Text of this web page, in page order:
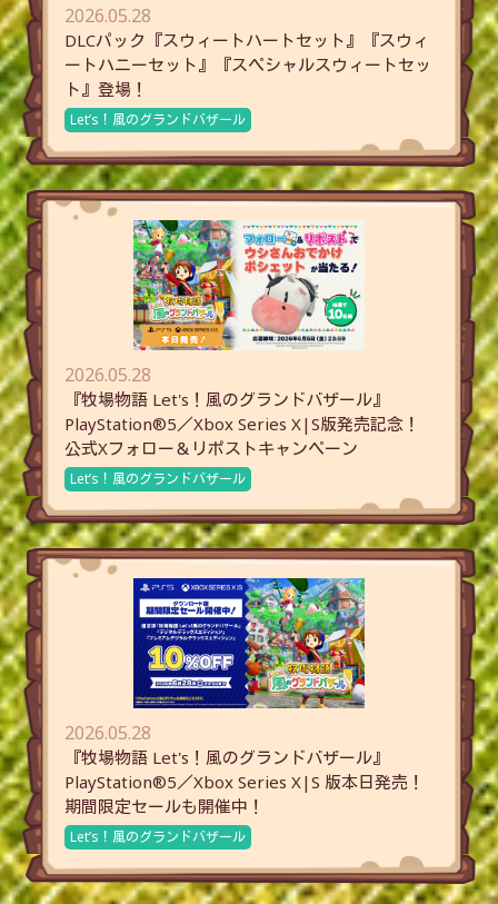
2026.05.28
DLCパック『スウィートハートセット』『スウィ
ートハニーセット』『スペシャルスウィートセッ
ト』登場！
Let’s！風のグランドバザール
2026.05.28
『牧場物語 Let's！風のグランドバザール』
PlayStation®5／Xbox Series X|S版発売記念！
公式Xフォロー＆リポストキャンペーン
Let’s！風のグランドバザール
2026.05.28
『牧場物語 Let's！風のグランドバザール』
PlayStation®5／Xbox Series X|S 版本日発売！
期間限定セールも開催中！
Let’s！風のグランドバザール